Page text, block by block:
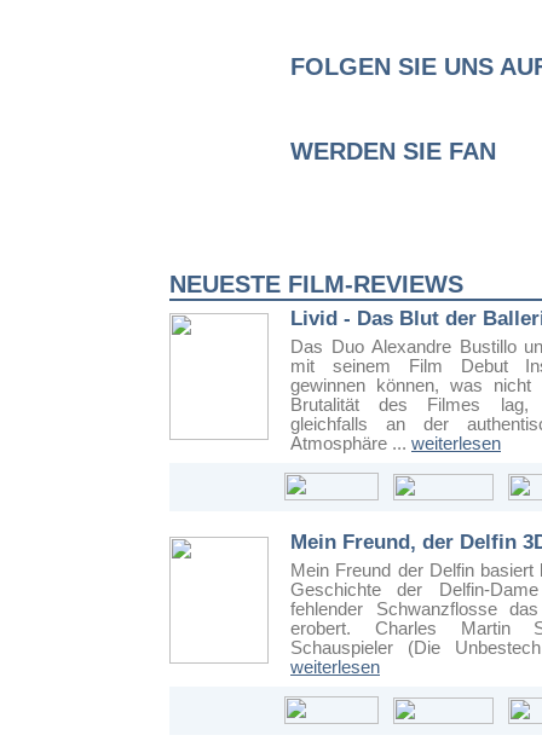
FOLGEN SIE UNS
WERDEN SIE FAN
NEUESTE FILM-REVIEWS
Livid - Das Blut der
Das Duo Alexandre Bustillo
mit seinem Film Debut
gewinnen können, was
Brutalität des Filmes lag,
gleichfalls an der
Atmosphäre ... weiterlesen
Mein Freund, der Delfin
Mein Freund der Delfin
Geschichte der Delfin-
fehlender Schwanzflosse
erobert. Charles Martin
Schauspieler (Die
weiterlesen